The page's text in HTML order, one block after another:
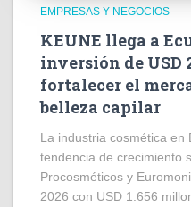
EMPRESAS Y NEGOCIOS
KEUNE llega a
inversión de USD
fortalecer el
belleza capilar
La industria cosmética en
tendencia de crecimiento
Procosméticos y
2026 con USD 1.656